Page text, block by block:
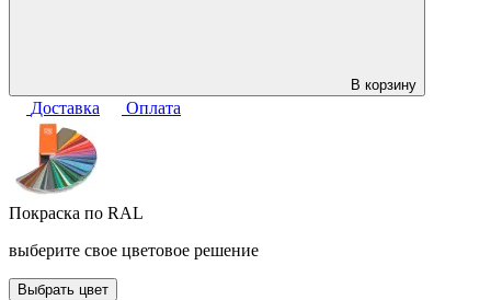
В корзину
Доставка Оплата
Покраска по RAL
выберите свое цветовое решение
Выбрать цвет